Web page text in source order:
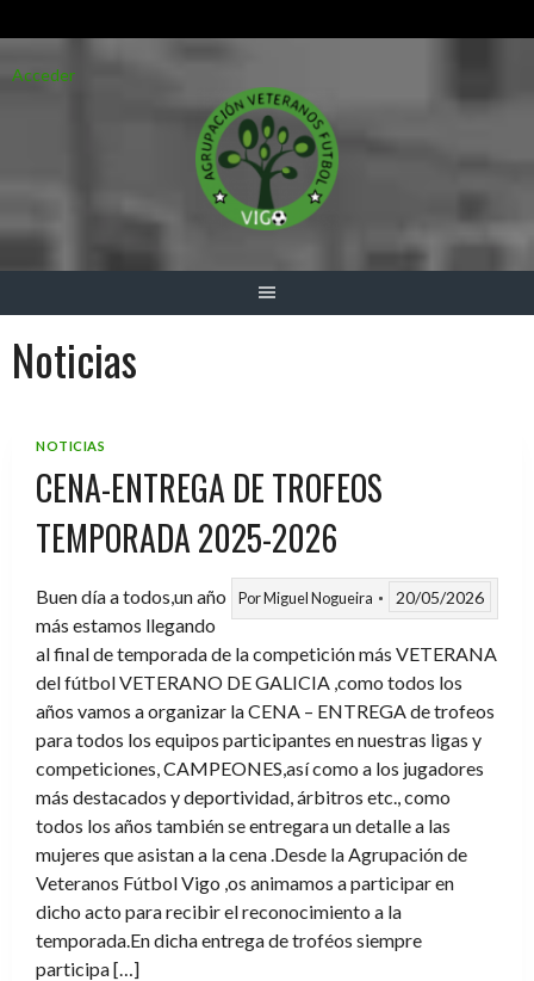
alAcceder
Noticias
NOTICIAS
CENA-ENTREGA DE TROFEOS
TEMPORADA 2025-2026
PorMiguel Nogueira 20/05/2026
Buen día a todos,un año
más estamos llegando
al final de temporada de la competición más VETERANA
del fútbol VETERANO DE GALICIA ,como todos los
años vamos a organizar la CENA – ENTREGA de trofeos
para todos los equipos participantes en nuestras ligas y
competiciones, CAMPEONES,así como a los jugadores
más destacados y deportividad, árbitros etc., como
todos los años también se entregara un detalle a las
mujeres que asistan a la cena .Desde la Agrupación de
Veteranos Fútbol Vigo ,os animamos a participar en
dicho acto para recibir el reconocimiento a la
temporada.En dicha entrega de troféos siempre
participa […]